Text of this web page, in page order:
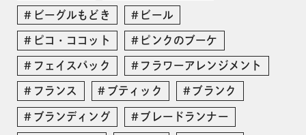
ビーグルもどき ビール
ピコ・ココット ピンクのブーケ
フェイスパック フラワーアレンジメント
フランス ブティック ブランク
ブランディング ブレードランナー